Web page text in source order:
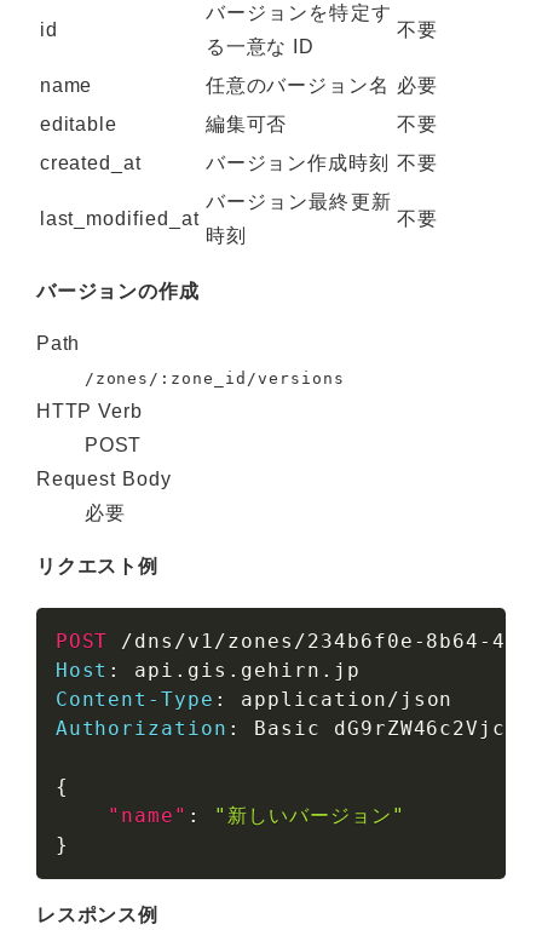
id
バージョンを特定す
る一意な ID
不要
name 任意のバージョン名 必要
editable
編集可否
不要
created_at
バージョン作成時刻 不要
last_modified_at
バージョン最終更新
時刻
不要
バージョンの作成
Path
/zones/:zone_id/versions
HTTP Verb
POST
Request Body
必要
リクエスト例
POST
/dns/v1/zones/234b6f0e-8b64-
Host :
api.gis.gehirn.jp
Content-Type :
application/json
Authorization : Basic
{
"name" :
"新しいバージョン"
}
レスポンス例